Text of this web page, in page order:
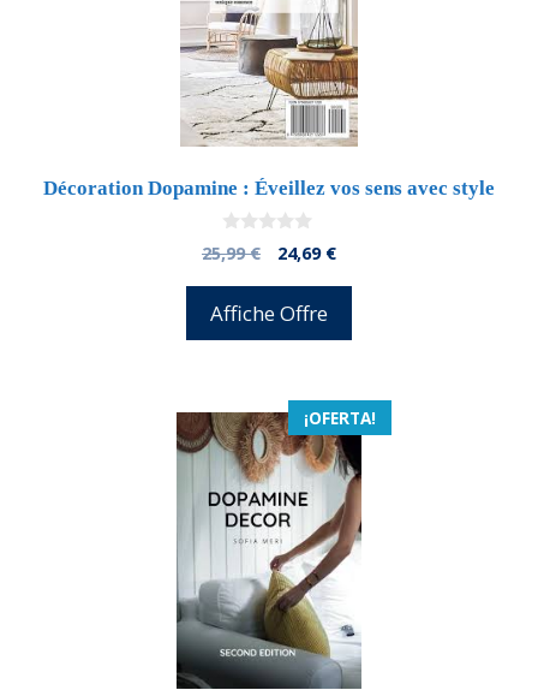
Décoration Dopamine : Éveillez vos sens avec style
0
d
25,99€
El
original
era:
24,69 €El
Affiche Offre
¡OFERTA!